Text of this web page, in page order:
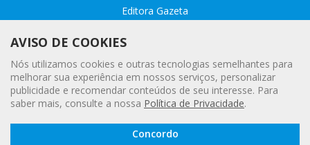
Leia a
Editora Gazeta
Fale conosco
Webmail
Assinatura Premiada
Política Geral de Privacidade e Proteção
AVISO DE COOKIES
Nós utilizamos cookies e outras tecnologias semelhantes para
melhorar sua experiência em nossos serviços, personalizar
publicidade e recomendar conteúdos de seu interesse. Para
saber mais, consulte a nossa Política de Privacidade.
Concordo